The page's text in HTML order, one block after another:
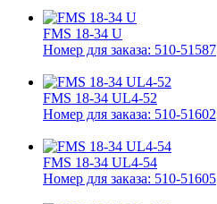
FMS 18-34 U
Номер для заказа: 510-51587
FMS 18-34 UL4-52
Номер для заказа: 510-51602
FMS 18-34 UL4-54
Номер для заказа: 510-51605